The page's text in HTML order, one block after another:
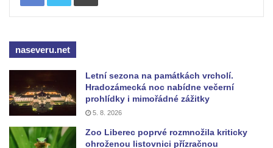
Pomník obětem 1. světové války na
Hrob Aloise Podrábského na hřbitově v
Račicích
Pamětní deska Miroslava Švice na domě
čp. 43 v Lužci nad Vltavou
naseveru.net
Letní sezona na památkách vrcholí.
Hradozámecká noc nabídne večerní
prohlídky i mimořádné zážitky
5. 8. 2026
Zoo Liberec poprvé rozmnožila kriticky
ohroženou listovnici přízračnou